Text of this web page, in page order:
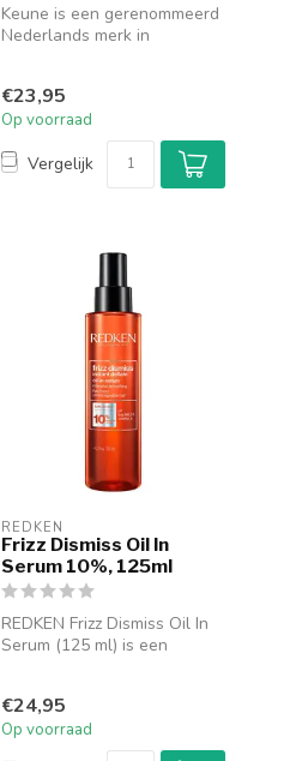
Keune is een gerenommeerd
Nederlands merk in
€23,95
Op voorraad
Vergelijk
REDKEN
Frizz Dismiss Oil In
Serum 10%, 125ml
REDKEN Frizz Dismiss Oil In
Serum (125 ml) is een
€24,95
Op voorraad